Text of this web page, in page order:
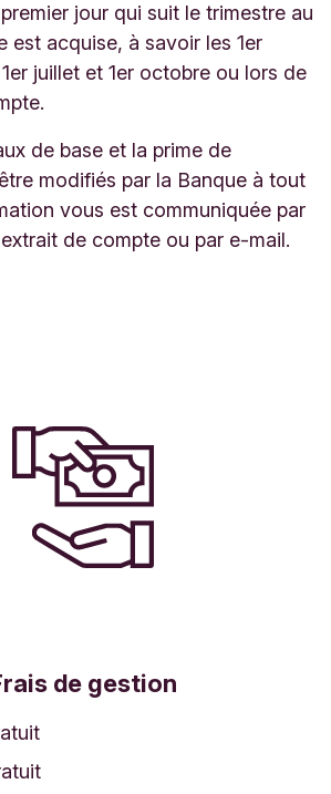
jour qui suit le trimestre au
est acquise, à savoir les 1er
juillet et 1er octobre ou lors de
de base et la prime de
modifiés par la Banque à tout
vous est communiquée par
de compte ou par e-mail.
de gestion